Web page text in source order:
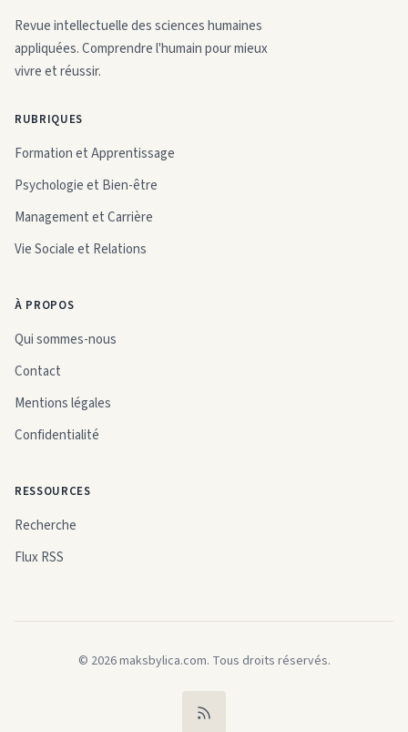
Revue intellectuelle des sciences humaines
appliquées. Comprendre l'humain pour mieux
vivre et réussir.
RUBRIQUES
Formation et Apprentissage
Psychologie et Bien-être
Management et Carrière
Vie Sociale et Relations
À PROPOS
Qui sommes-nous
Contact
Mentions légales
Confidentialité
RESSOURCES
Recherche
Flux RSS
© 2026 maksbylica.com. Tous droits réservés.